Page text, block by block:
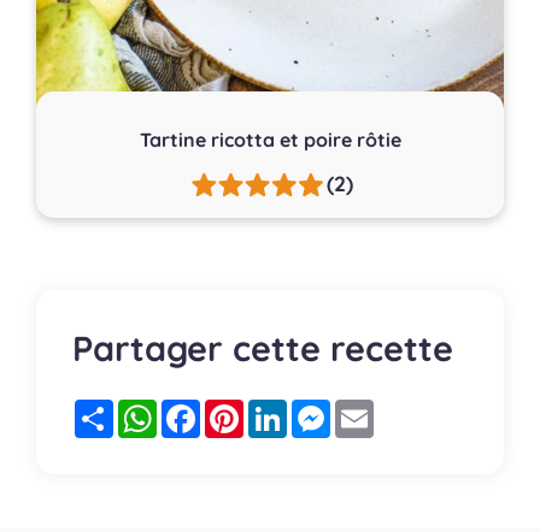
Tartine ricotta et poire rôtie
(2)
Partager cette recette
PartagerWhatsApp
FacebookPinterestLinkedInMessenger